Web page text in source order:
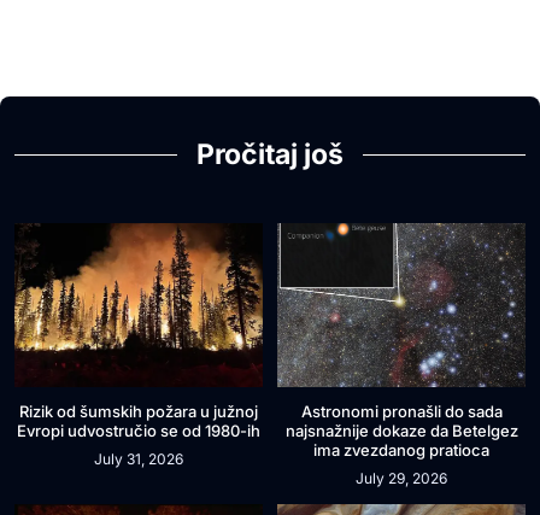
Pročitaj još
Rizik od šumskih požara u južnoj
Evropi udvostručio se od 1980-ih
July 31, 2026
Astronomi pronašli do sada
najsnažnije dokaze da Betelgez
ima zvezdanog pratioca
July 29, 2026